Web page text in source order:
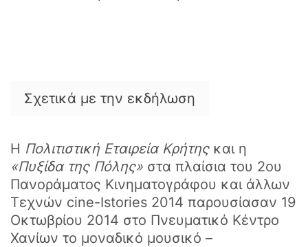
Σχετικά με την εκδήλωση
Η Πολιτιστική Εταιρεία Κρήτηςκαι η
«Πυξίδα της Πόλης» στα πλαίσια του 2ου
Πανοράματος Κινηματογράφου και άλλων
Τεχνών cine-Istories 2014 παρουσίασαν 19
Οκτωβρίου 2014 στο Πνευματικό Κέντρο
Χανίων το μοναδικό μουσικό –